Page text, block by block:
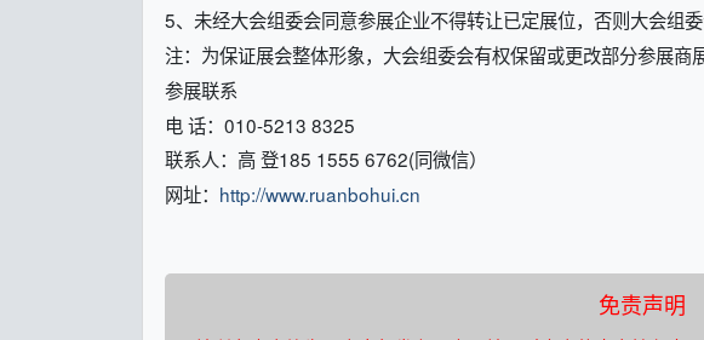
5、未经大会组委会同意参展企业不得转让已定展位，否则大会组委
注：为保证展会整体形象，大会组委会有权保留或更改部分参展商
参展联系
电 话：010-5213 8325
联系人：高 登185 1555 6762(同微信）
网址： http://www.ruanbohui.cn
免责声明